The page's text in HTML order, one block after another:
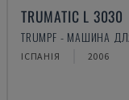
TRUMATIC L 3030
TRUMPF - МАШИНА
ІСПАНІЯ 2006